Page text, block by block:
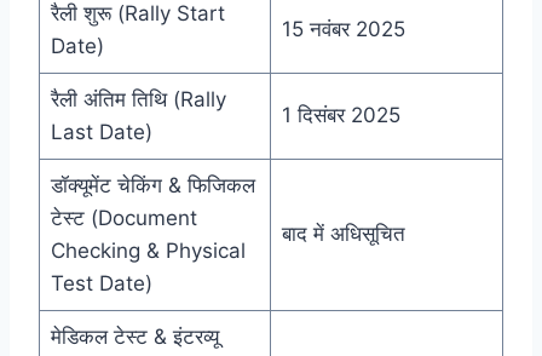
रैली शुरू (Rally Start
Date)
15 नवंबर 2025
रैली अंतिम तिथि (Rally
Last Date)
1 दिसंबर 2025
डॉक्यूमेंट चेकिंग & फिजिकल
टेस्ट (Document
Checking & Physical
Test Date)
बाद में अधिसूचित
मेडिकल टेस्ट & इंटरव्यू